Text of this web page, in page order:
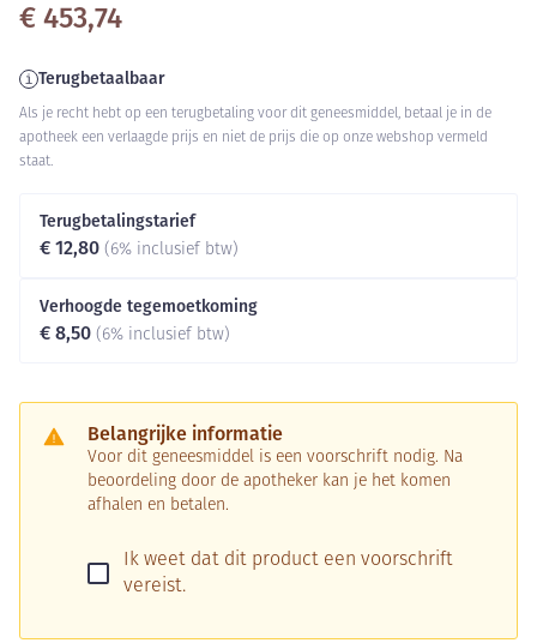
€ 453,74
Terugbetaalbaar
Als je recht hebt op een terugbetaling voor dit geneesmiddel, betaal je in de
apotheek een verlaagde prijs en niet de prijs die op onze webshop vermeld
staat.
Terugbetalingstarief
€ 12,80 (6% inclusief btw)
Verhoogde tegemoetkoming
€ 8,50 (6% inclusief btw)
Belangrijke informatie
Voor dit geneesmiddel is een voorschrift nodig. Na
beoordeling door de apotheker kan je het komen
afhalen en betalen.
Ik weet dat dit product een voorschrift
vereist.